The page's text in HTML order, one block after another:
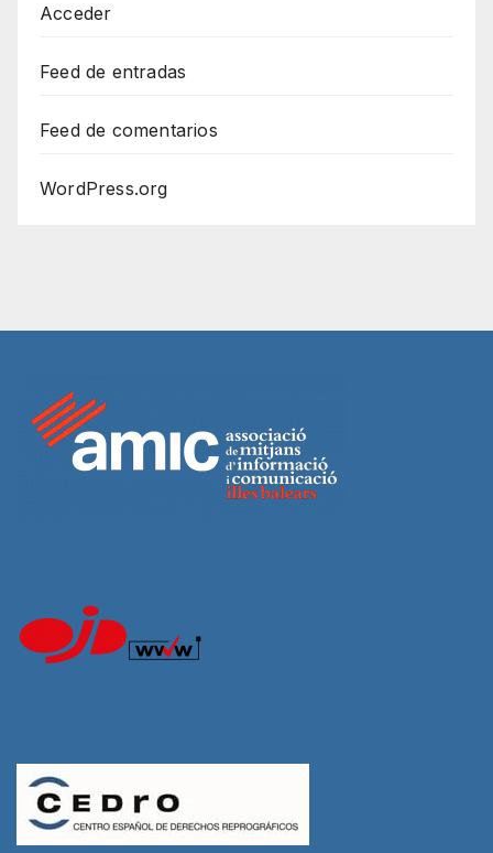
Acceder
Feed de entradas
Feed de comentarios
WordPress.org